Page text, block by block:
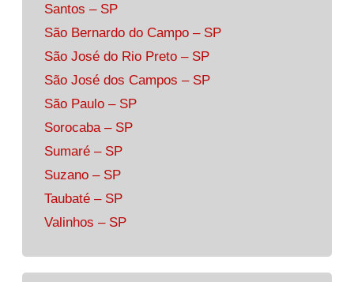
Santos – SP
São Bernardo do Campo – SP
São José do Rio Preto – SP
São José dos Campos – SP
São Paulo – SP
Sorocaba – SP
Sumaré – SP
Suzano – SP
Taubaté – SP
Valinhos – SP